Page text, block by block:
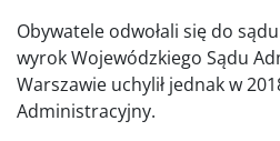
Obywatele odwołali się do
wyrok Wojewódzkiego Sądu
Warszawie uchylił jednak w
Administracyjny.